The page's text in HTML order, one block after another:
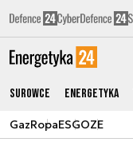
Surowce Energetyka
GazRopaESGOZE